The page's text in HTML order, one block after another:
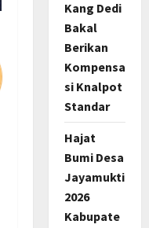
Kang Dedi
Bakal
Berikan
Kompensa
si Knalpot
Standar
Hajat
Bumi Desa
Jayamukti
2026
Kabupate